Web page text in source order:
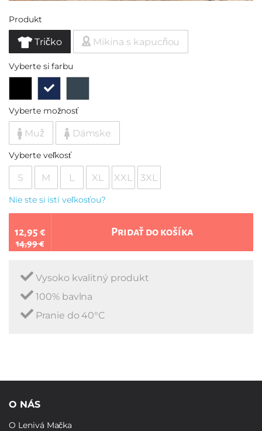
Produkt
Tričko Mikina s kapucňou
Vyberte si farbu
Vyberte možnosť
Muž Dámske
Vyberte veľkosť
S M L XL XXL 3XL
Nie ste si istí veľkosťou?
12,95 €
14,99 €
Pridať do košíka
Vysoko kvalitný produkt
100% bavlna
Pranie do 40°C
O NÁS
O Lenivá Mačka